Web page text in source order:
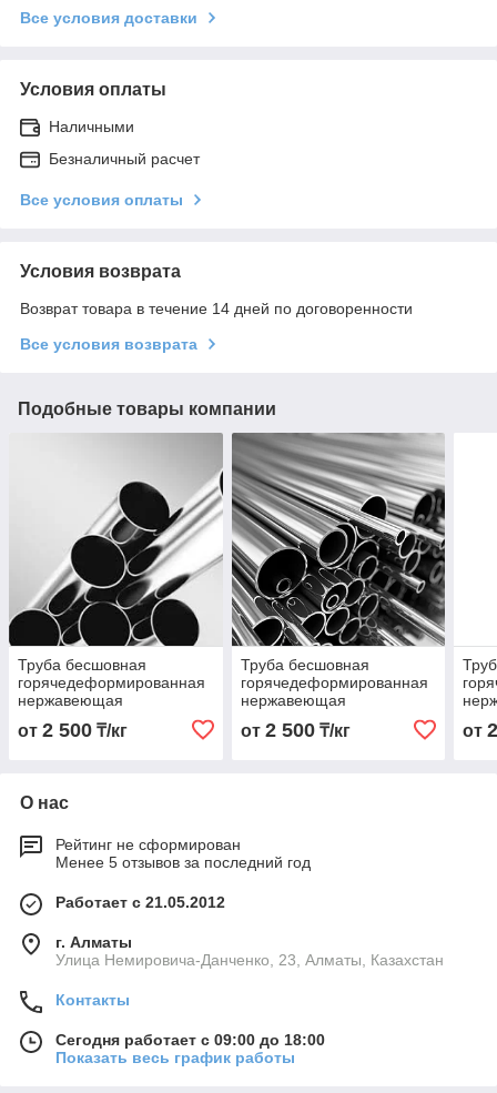
Все условия доставки
Условия оплаты
Наличными
Безналичный расчет
Все условия оплаты
Условия возврата
Возврат товара в течение 14 дней по договоренности
Все условия возврата
Подобные товары компании
Труба бесшовная
горячедеформированная
нержавеющая
32х2,5х6000 Марка AISI
316 Ti
от 2 500 ₸/кг
Труба бесшовная
горячедеформированная
нержавеющая
18х3,0х6000 Марка AISI
316 Ti
от 2 500₸/кг
316
от
О нас
Рейтинг не сформирован
Менее 5 отзывов за последний год
Работает с 21.05.2012
г. Алматы
Улица Немировича-Данченко, 23, Алматы, Казахстан
Контакты
Сегодня работает с 09:00 до 18:00
Показать весь график работы